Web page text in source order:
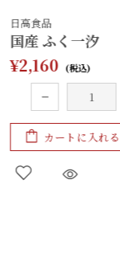
日高食品
国産 ふく​​​​​​一汐
¥2,160
カートに入れる